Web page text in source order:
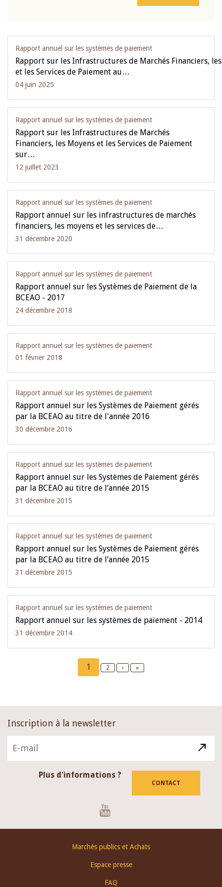
Rapport annuel sur les systèmes de paiement
Rapport sur les Infrastructures de Marchés Financiers,
et les Services de Paiement au…
04 juin 2025
Rapport annuel sur les systèmes de paiement
Rapport sur les Infrastructures de Marchés
Financiers, les Moyens et les Services de Paiement
sur…
12 juillet 2023
Rapport annuel sur les systèmes de paiement
Rapport annuel sur les infrastructures de marchés
financiers, les moyens et les services de…
31 décembre 2020
Rapport annuel sur les systèmes de paiement
Rapport annuel sur les Systèmes de Paiement de la
BCEAO - 2017
24 décembre 2018
Rapport annuel sur les systèmes de paiement
01 février 2018
Rapport annuel sur les systèmes de paiement
Rapport annuel sur les Systèmes de Paiement gérés
par la BCEAO au titre de l'année 2016
30 décembre 2016
Rapport annuel sur les systèmes de paiement
Rapport annuel sur les Systèmes de Paiement gérés
par la BCEAO au titre de l’année 2015
31 décembre 2015
Rapport annuel sur les systèmes de paiement
Rapport annuel sur les Systèmes de Paiement gérés
par la BCEAO au titre de l’année 2015
31 décembre 2015
Rapport annuel sur les systèmes de paiement
Rapport annuel sur les systèmes de paiement - 2014
31 décembre 2014
Current
page
1 Page
2
Next
›
Last
»
Inscription à la newsletter
Plus d'informations ?
CONTACT
Marchés publics et Achats
Espace presse
FAQ